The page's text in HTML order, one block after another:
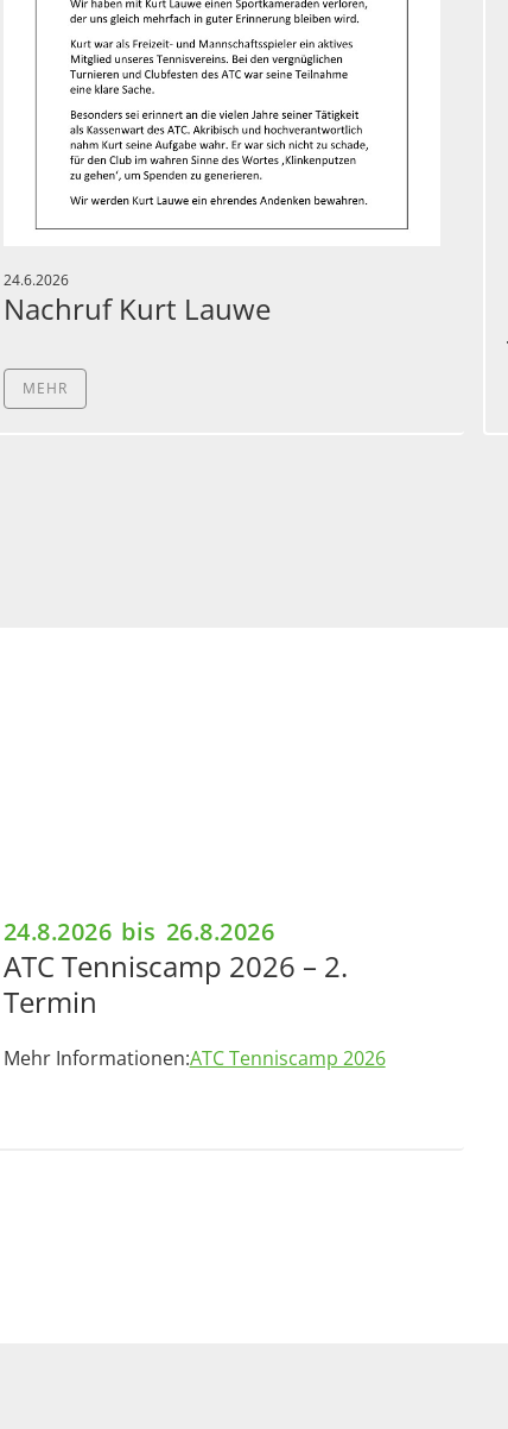
24.6.2026
Nachruf Kurt Lauwe
MEHR
24.8.2026 bis 26.8.2026
ATC Tenniscamp 2026 – 2.
Termin
Mehr Informationen:ATC Tenniscamp 2026